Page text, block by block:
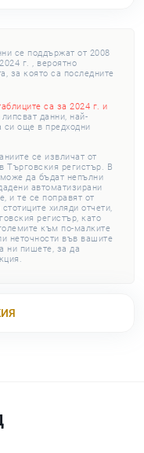
се поддържат от 2008
г. , вероятно
за която са последните
са за 2024 г. и
данни, най-
си още в предходни
се извличат от
Търговския регистър. В
да бъдат непълни
автоматизирани
и те се поправят от
хиляди отчети,
регистър, като
към по-малките
неточности във вашите
ни пишете, за да